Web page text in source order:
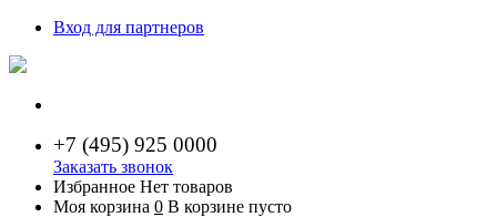
Вход для партнеров
+7 (495) 925 0000
Заказать звонок
Избранное Нет товаров
Моя корзина 0 В корзине пусто